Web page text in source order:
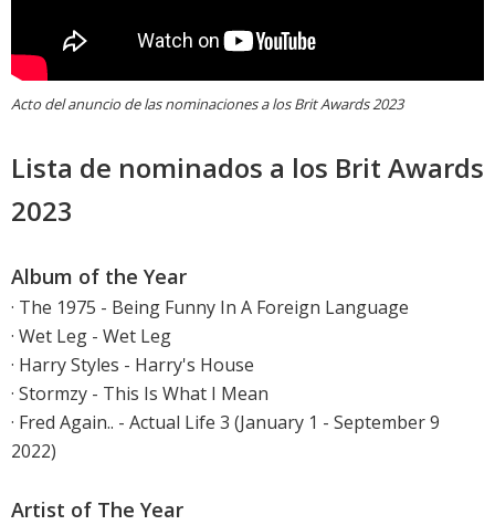
Acto del anuncio de las nominaciones a los Brit Awards 2023
Lista de nominados a los Brit Awards
2023
Album of the Year
· The 1975 - Being Funny In A Foreign Language
· Wet Leg - Wet Leg
· Harry Styles - Harry's House
· Stormzy - This Is What I Mean
· Fred Again.. - Actual Life 3 (January 1 - September 9
2022)
Artist of The Year